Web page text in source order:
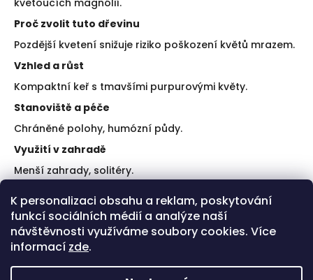
K personalizaci obsahu a reklam, poskytování
funkcí sociálních médií a analýze naší
návštěvnosti využíváme soubory cookies. Více
informací zde.
kvetoucích magnólií.
Proč zvolit tuto dřevinu
Pozdější kvetení snižuje riziko poškození květů mrazem.
Vzhled a růst
Kompaktní keř s tmavšími purpurovými květy.
Stanoviště a péče
Chráněné polohy, humózní půdy.
Využití v zahradě
Menší zahrady, solitéry.
Vyhněte se větrným místům.
Pravidelně zalévejte po výsadbě.
Plusy a limity